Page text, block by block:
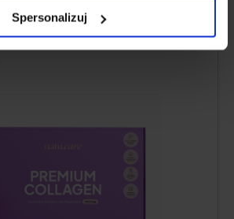
SpersonalizujPremium Shot